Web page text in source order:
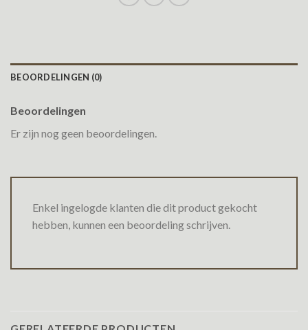
BEOORDELINGEN (0)
Beoordelingen
Er zijn nog geen beoordelingen.
Enkel ingelogde klanten die dit product gekocht
hebben, kunnen een beoordeling schrijven.